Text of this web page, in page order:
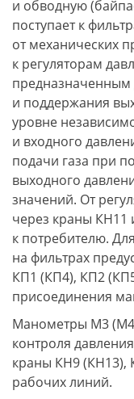
и обводную
поступает к
от механических
к регуляторам
предназначенным
и поддержания
уровне
и входного
подачи газа при
выходного
значений. От
через краны КН11
к потребителю.
на фильтрах
КП1 (КП4), КП2
присоединения
Манометры М3
контроля
краны КН9 (КН13),
рабочих линий.